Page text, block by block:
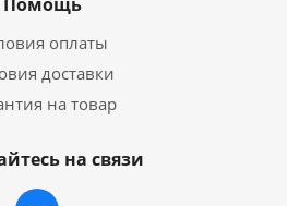
оплаты
доставки
на товар
на связи